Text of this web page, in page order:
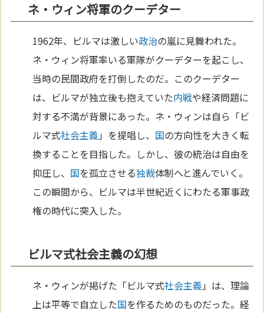
ネ・ウィン将軍のクーデター
1962年、ビルマは激しい政治の嵐に見舞われた。
ネ・ウィン将軍率いる軍隊がクーデターを起こし、
当時の民間政府を打倒したのだ。このクーデター
は、ビルマが独立後も抱えていた内戦や経済問題に
対する不満が背景にあった。ネ・ウィンは自ら「ビ
ルマ式社会主義 」を提唱し、 国の方向性を大きく転
換することを目指した。しかし、彼の統治は自由を
抑圧し、 国を孤立させる独裁体制へと進んでいく。
この瞬間から、ビルマは半世紀近くにわたる軍事政
権の時代に突入した。
ビルマ式社会主義の幻想
ネ・ウィンが掲げた「ビルマ式社会主義 」は、理論
上は平等で自立した国を作るためのものだった。経